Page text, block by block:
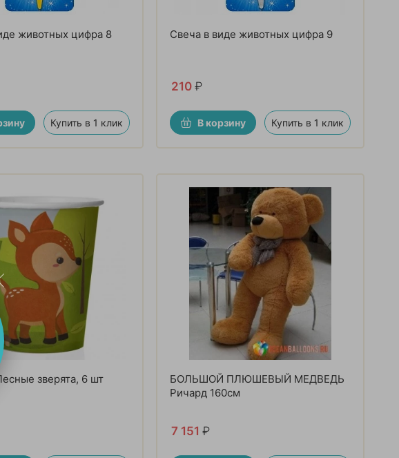
животных цифра 8
Купить в 1 клик
Свеча в виде животных цифра 9
210 ₽
В корзину Купить в 1 клик
зверята, 6 шт
БОЛЬШОЙ ПЛЮШЕВЫЙ МЕДВЕДЬ
Ричард 160см
7 151 ₽